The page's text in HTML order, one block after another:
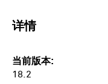
详情
当前版本
18.2